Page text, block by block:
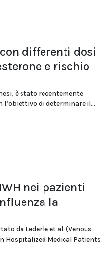
differenti dosi
e rischio
è stato recentemente
l’obiettivo di determinare il...
nei pazienti
la
da Lederle et al. (Venous
Hospitalized Medical Patients